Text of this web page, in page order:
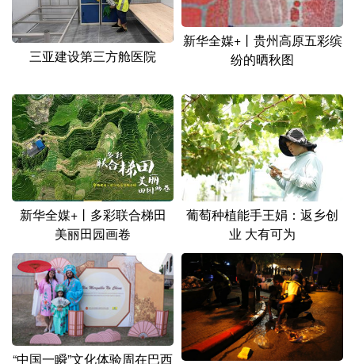
三亚建设第三方舱医院
新华全媒+丨贵州高原五彩缤
纷的晒秋图
新华全媒+丨多彩联合梯田
美丽田园画卷
葡萄种植能手王娟：返乡创
业 大有可为
“中国一瞬”文化体验周在巴西